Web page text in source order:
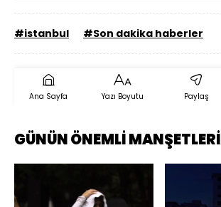
#istanbul #Son dakika haberler
Ana Sayfa Yazı Boyutu Paylaş
GÜNÜN ÖNEMLİ MANŞETLERİ